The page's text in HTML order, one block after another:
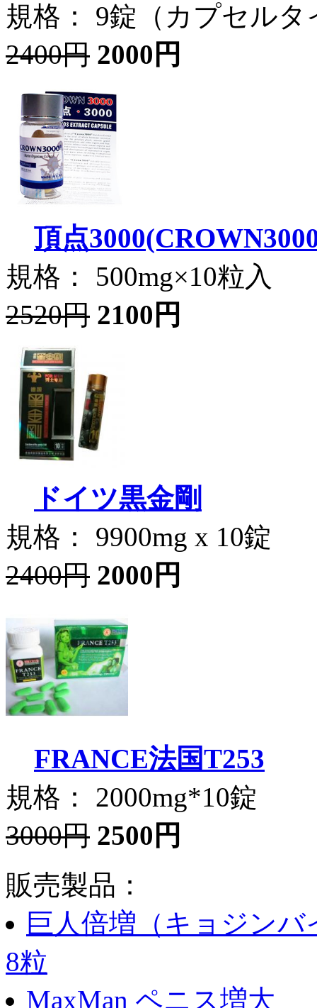
規格： 9錠（カプセルタ
2400円 2000円
頂点
規格： 500mg×10粒入
2520円 2100円
ドイツ黒金剛
規格： 9900mg x 10錠
2400円 2000円
FRANCE法国T253
規格： 2000mg*10錠
3000円 2500円
販売製品：
巨人倍増（キョジン
8粒
MaxMan ペニス増大